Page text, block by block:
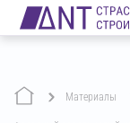
Материалы